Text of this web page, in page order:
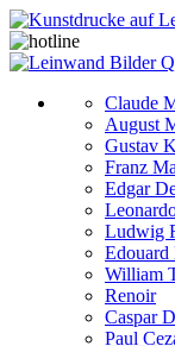
Claude
August
Gustav
Franz
Edgar
Ludwig
Edouard
William
Renoir
Caspar
Paul